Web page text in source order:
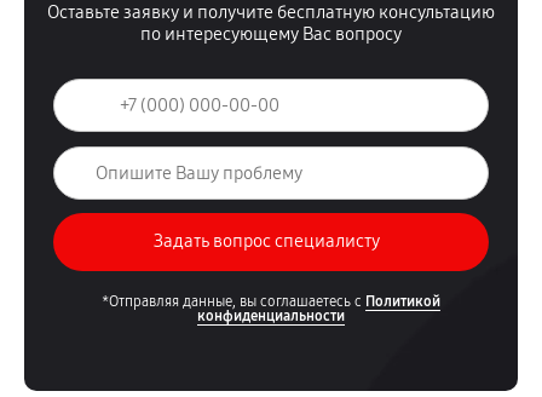
Оставьте заявку и получите бесплатную консультацию
по интересующему Вас вопросу
*Отправляя данные, вы соглашаетесь с Политикой
конфиденциальности